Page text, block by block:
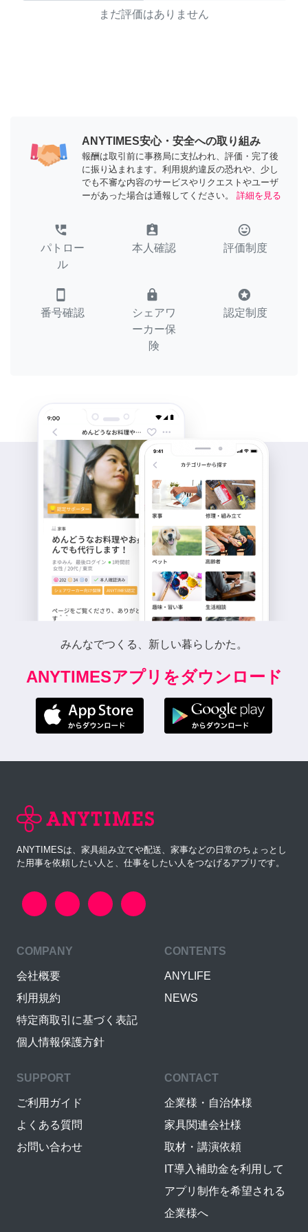
まだ評価はありません
ANYTIMES安心・安全への取り組み
報酬は取引前に事務局に支払われ、評価・完了後
に振り込まれます。利用規約違反の恐れや、少し
でも不審な内容のサービスやリクエストやユーザ
ーがあった場合は通報してください。
詳細を見る
perm_phone_msg
パトロー
ル
assignment_ind
本人確認
tag_faces
評価制度
smartphone
番号確認
lock
シェアワ
ーカー保
険
stars
認定制度
みんなでつくる、新しい暮らしかた。
ANYTIMESアプリをダウンロード
ANYTIMESは、家具組み立てや配送、家事などの日常のちょっとし
た用事を依頼したい人と、仕事をしたい人をつなげるアプリです。
COMPANY
会社概要
利用規約
特定商取引に基づく表記
個人情報保護方針
CONTENTS
ANYLIFE
NEWS
SUPPORT
ご利用ガイド
よくある質問
お問い合わせ
CONTACT
企業様・自治体様
家具関連会社様
取材・講演依頼
IT導入補助金を利用して
アプリ制作を希望される
企業様へ